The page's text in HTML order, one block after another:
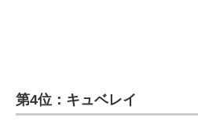
第4位：キュベレイ